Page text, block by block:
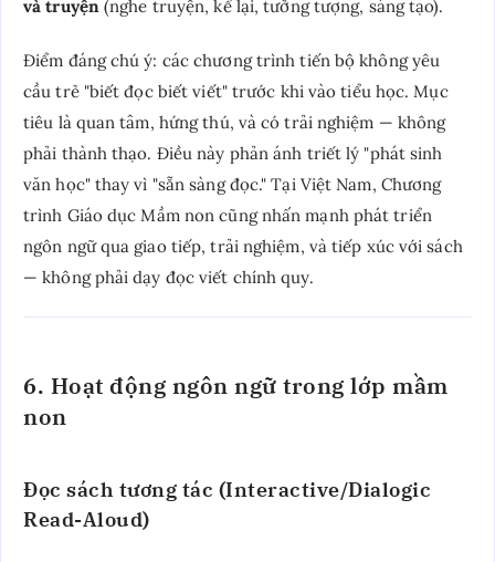
và truyện(nghe truyện, kể lại, tưởng tượng, sáng tạo).
Điểm đáng chú ý: các chương trình tiến bộ không yêu
cầu trẻ "biết đọc biết viết" trước khi vào tiểu học. Mục
tiêu là quan tâm, hứng thú, và có trải nghiệm — không
phải thành thạo. Điều này phản ánh triết lý "phát sinh
văn học" thay vì "sẵn sàng đọc." Tại Việt Nam, Chương
trình Giáo dục Mầm non cũng nhấn mạnh phát triển
ngôn ngữ qua giao tiếp, trải nghiệm, và tiếp xúc với sách
— không phải dạy đọc viết chính quy.
6. Hoạt động ngôn ngữ trong lớp mầm
non
Đọc sách tương tác (Interactive/Dialogic
Read-Aloud)